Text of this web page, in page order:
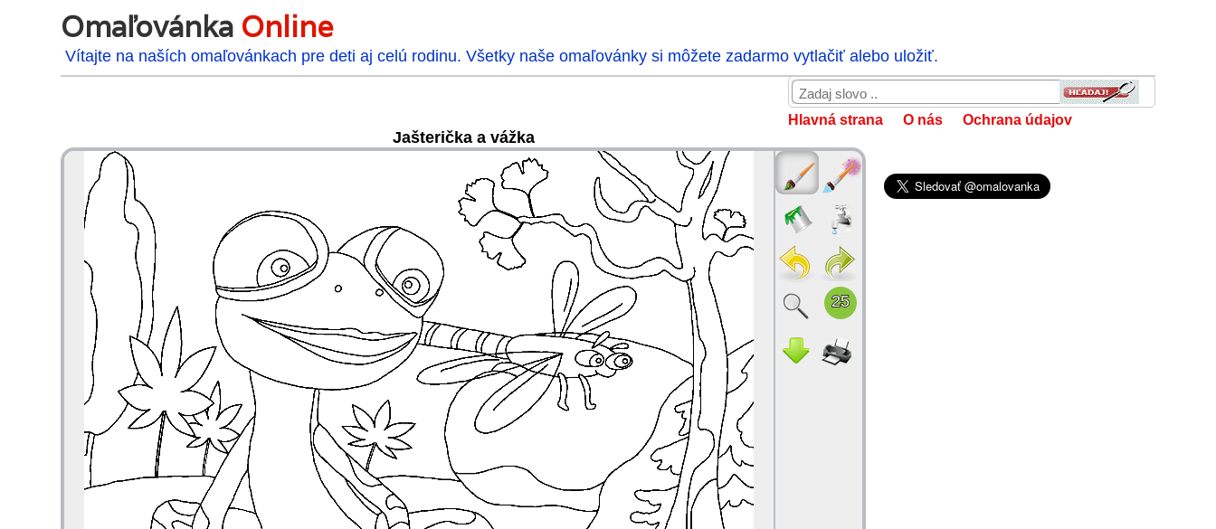
Omaľovánka Online
Vítajte na naších omaľovánkach pre deti aj celú rodinu. Všetky naše omaľovánky si môžete zadarmo vytlačiť alebo uložiť.
Hlavná strana O nás Ochrana údajov
Jašterička a vážka